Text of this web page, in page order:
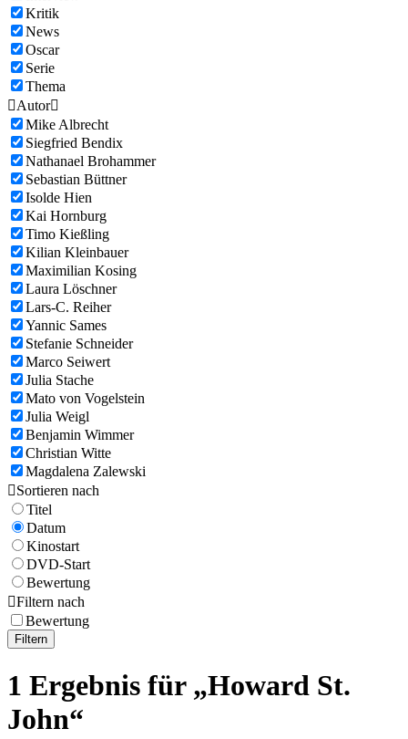
Kritik
News
Oscar
Serie
Thema
Autor
Mike Albrecht
Siegfried Bendix
Nathanael Brohammer
Sebastian Büttner
Isolde Hien
Kai Hornburg
Timo Kießling
Kilian Kleinbauer
Maximilian Kosing
Laura Löschner
Lars-C. Reiher
Yannic Sames
Stefanie Schneider
Marco Seiwert
Julia Stache
Mato von Vogelstein
Julia Weigl
Benjamin Wimmer
Christian Witte
Magdalena Zalewski
Sortieren nach
Titel
Datum
Kinostart
DVD-Start
Bewertung
Filtern nach
Bewertung
Filtern
1 Ergebnis für „Howard St.
John“